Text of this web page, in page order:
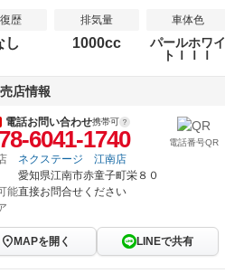
歴
し
排気量
1000cc
車体色
パールホワイ
トＩＩＩ
店情報
電話お問い合わせ携帯可
6041-1740 電話番号QR
ネクステージ 江南店
愛知県江南市赤童子町栄８０
能直接お問合せください
MAPを開く LINEで共有